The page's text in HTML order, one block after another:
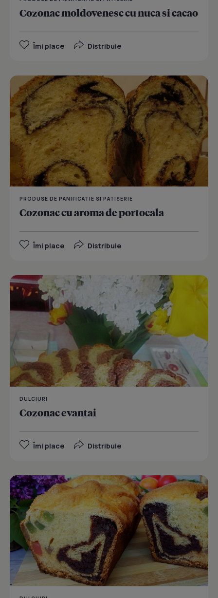
Cozonac moldovenesc cu nuca si cacao
Îmi place Distribuie
PRODUSE DE PANIFICATIE SI PATISERIE
Cozonac cu aroma de portocala
Îmi place Distribuie
DULCIURI
Cozonac evantai
Îmi place Distribuie